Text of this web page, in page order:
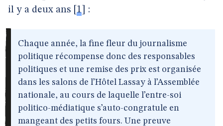
il y a deux ans 1 :
Chaque année, la fine fleur du journalisme
politique récompense donc des responsables
politiques et une remise des prix est organisée
dans les salons de l’Hôtel Lassay à l’Assemblée
nationale, au cours de laquelle l’entre-soi
politico-médiatique s’auto-congratule en
mangeant des petits fours. Une preuve